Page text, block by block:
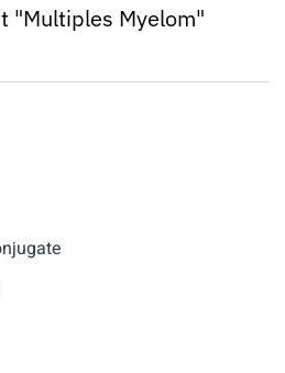
"Multiples Myelom"